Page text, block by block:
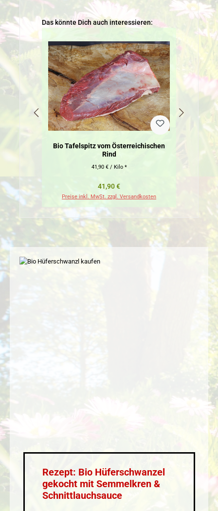
Produktgalerie überspringen
Das könnte Dich auch interessieren:
Bio Tafelspitz vom Österreichischen
Rind
41,90 € / Kilo *
Regulärer Preis:
41,90 €
Preise inkl. MwSt. zzgl. Versandkosten
Rezept: Bio Hüferschwanzel
gekocht mit Semmelkren &
Schnittlauchsauce